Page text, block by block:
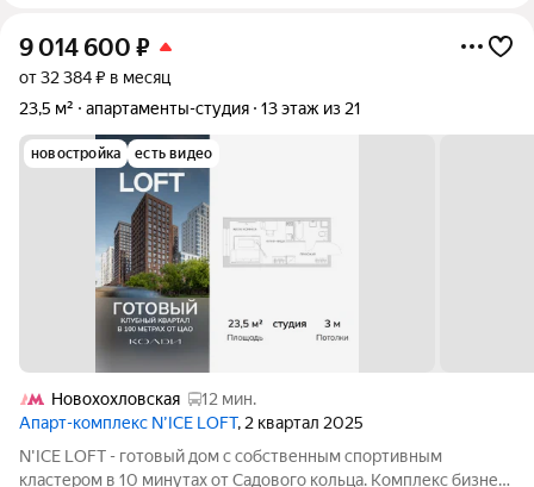
9 014 600 ₽
от 32 384 ₽ в месяц
23,5 м²
апартаменты-студия 13 этаж из 21
новостройка есть видео
Новохохловская
12 мин.
Апарт-комплекс N’ICE LOFT, 2 квартал 2025
N'ICE LOFT - готовый дом с собственным спортивным
кластером в 10 минутах от Садового кольца. Комплекс бизнес-